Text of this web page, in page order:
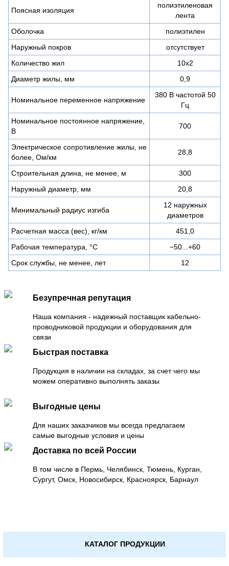
Поясная изоляция
полиэтиленовая
лента
Оболочка
полиэтилен
Наружный покров
отсутствует
Количество жил
10х2
Диаметр жилы, мм
0,9
Номинальное переменное напряжение
380 В частотой 50
Гц
Номинальное постоянное напряжение,
В
700
Электрическое сопротивление жилы, не
более, Ом/км
28,8
Строительная длина, не менее, м
300
Наружный диаметр, мм
20,8
Минимальный радиус изгиба
12 наружных
диаметров
Расчетная масса (вес), кг/км
451,0
Рабочая температура, °C
−50...+60
Срок службы, не менее, лет
12
Безупречная репутация
Наша компания - надежный поставщик кабельно-
проводниковой продукции и оборудования для
связи
Быстрая поставка
Продукция в наличии на складах, за счет чего мы
можем оперативно выполнять заказы
Выгодные цены
Для наших заказчиков мы всегда предлагаем
самые выгодные условия и цены
Доставка по всей России
В том числе в Пермь, Челябинск, Тюмень, Курган,
Сургут, Омск, Новосибирск, Красноярск, Барнаул
КАТАЛОГ ПРОДУКЦИИ